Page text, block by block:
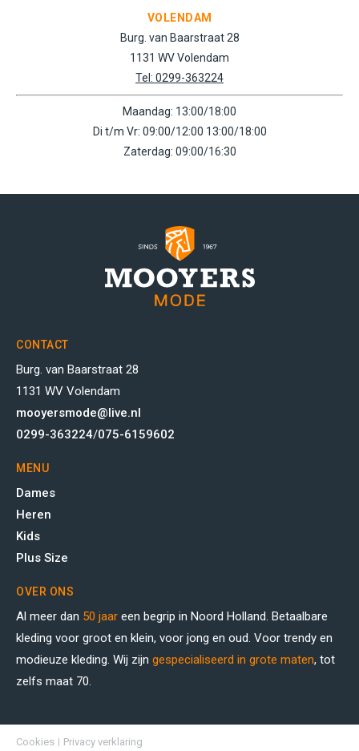
VOLENDAM
Burg. van Baarstraat 28
1131 WV Volendam
Tel: 0299-363224
Maandag: 13:00/18:00
Di t/m Vr: 09:00/12:00 13:00/18:00
Zaterdag: 09:00/16:30
CONTACT
Burg. van Baarstraat 28
1131 WV Volendam
mooyersmode@live.nl
0299-363224/075-6159602
MENU
Dames
Heren
Kids
Plus Size
OVER ONS
Al meer dan 50 jaar een begrip in Noord Holland. Betaalbare
kleding voor groot en klein, voor jong en oud. Voor trendy en
modieuze kleding. Wij zijn gespecialiseerd in grote maten, tot
zelfs maat 70.
Cookies Privacy verklaring